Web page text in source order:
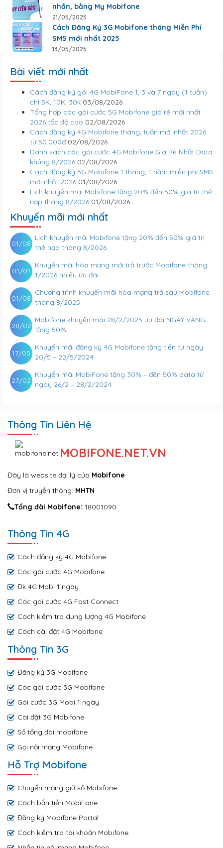
nhắn, bằng My Mobifone
21/05/2025
Cách Đăng Ký 3G Mobifone tháng Miễn Phí
SMS mới nhất 2025
13/05/2025
Bài viết mới nhất
Cách đăng ký gói 4G MobiFone 1, 3 và 7 ngày (1 tuần)
chỉ 5K, 10K, 30k 03/08/2026
Tổng hợp các gói cước 5G Mobifone giá rẻ mới nhất
2026 tốc độ cao 02/08/2026
Cách đăng ký 4G Mobifone tháng, tuần mới nhất 2026
từ 50.000đ 02/08/2026
Danh sách các gói cước 4G Mobifone Giá Rẻ Nhất Data
khủng 8/2026 02/08/2026
Cách đăng ký 5G Mobifone 1 tháng, 1 năm miễn phí SMS
mới nhất 2026 01/08/2026
Lịch khuyến mãi Mobifone tặng 20% đến 50% giá trị thẻ
nạp tháng 8/2026 01/08/2026
Khuyến mãi mới nhất
Lịch khuyến mãi Mobifone tặng 20% đến 50% giá trị
thẻ nạp tháng 8/2026
01/08
Khuyến mãi hòa mạng mới trả trước Mobifone tháng
1/2026 nhiều ưu đãi
01/01
Chương trình khuyến mãi hòa mạng trả sau Mobifone
tháng 8/2025
01/08
Mobifone khuyến mãi 28/2/2025 ưu đãi NGÀY VÀNG
tặng 50%
28/02
Khuyến mãi đăng ký 4G Mobifone tặng tiền từ ngày
20/5 – 22/5/2024
17/05
Khuyến mãi MobiFone tặng 30% – đến 50% data từ
ngày 26/2 – 28/2/2024
27/02
Thông Tin Liên Hệ
MOBIFONE.NET.VN
Đây là website đại lý của Mobifone
Đơn vị truyền thông: MHTN
Tổng đài Mobifone: 18001090
Thông Tin 4G
Cách đăng ký 4G Mobifone
Các gói cước 4G Mobifone
Đk 4G Mobi 1 ngày
Các gói cước 4G Fast Connect
Cách kiểm tra dung lượng 4G Mobifone
Cách cài đặt 4G Mobifone
Thông Tin 3G
Đăng ký 3G Mobifone
Các gói cước 3G Mobifone
Gói cước 3G Mobi 1 ngày
Cài đặt 3G Mobifone
Số tổng đài mobifone
Gọi nội mạng Mobifone
Hỗ Trợ Mobifone
Chuyển mạng giữ số Mobifone
Cách bắn tiền MobiFone
Đăng ký Mobifone Portal
Cách kiểm tra tài khoản Mobifone